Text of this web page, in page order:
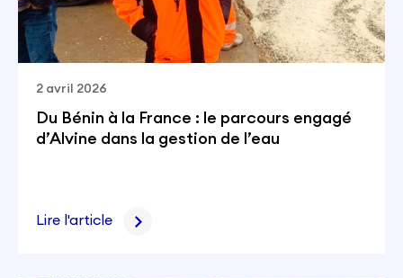
2 avril 2026
Du Bénin à la France : le parcours engagé
d’Alvine dans la gestion de l’eau
Lire l'article